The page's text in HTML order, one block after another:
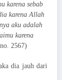
karena sebab
karena Allah
aku adalah
karena
2567)
dia jauh dari